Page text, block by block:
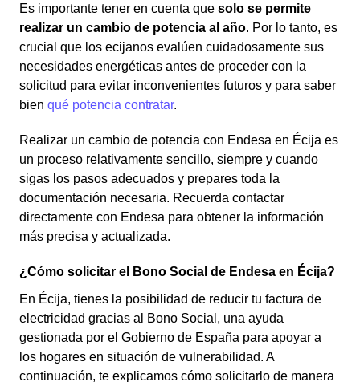
CUPS: Código Universal del Punto de Suministro, que
puedes encontrar en tu factura.
Boletín eléctrico: Este documento certifica que tu
instalación puede soportar la nueva potencia.
Formulario de solicitud: Completo y firmado,
disponible en la web de Endesa o facilitado por ellos.
Es importante tener en cuenta que solo se permite
realizar un cambio de potencia al año. Por lo tanto, es
crucial que los ecijanos evalúen cuidadosamente sus
necesidades energéticas antes de proceder con la
solicitud para evitar inconvenientes futuros y para saber
bien qué potencia contratar.
Realizar un cambio de potencia con Endesa en Écija es
un proceso relativamente sencillo, siempre y cuando
sigas los pasos adecuados y prepares toda la
documentación necesaria. Recuerda contactar
directamente con Endesa para obtener la información
más precisa y actualizada.
¿Cómo solicitar el Bono Social de Endesa en Écija?
En Écija, tienes la posibilidad de reducir tu factura de
electricidad gracias al Bono Social, una ayuda
gestionada por el Gobierno de España para apoyar a
los hogares en situación de vulnerabilidad. A
continuación, te explicamos cómo solicitarlo de manera